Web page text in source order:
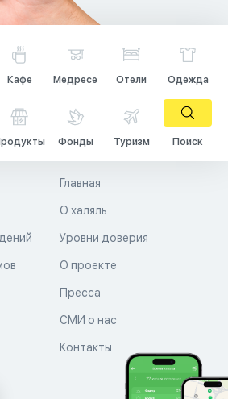
Кафе Медресе Отели Одежда
Фонды Туризм Поиск
Главная
О халяль
Уровни доверия
О проекте
Пресса
СМИ о нас
Контакты